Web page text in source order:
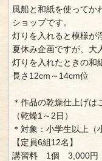
風船と和紙を使ってか
ショップです。
灯りを入れると模様が
夏休み企画ですが、大
灯りを入れたときの和
長さ12cm～14cm位
＊作品の乾燥仕上げは
（乾燥1～2日）
＊対象：小学生以上（
【定員6組12名】
講習料 1個 3,000円（